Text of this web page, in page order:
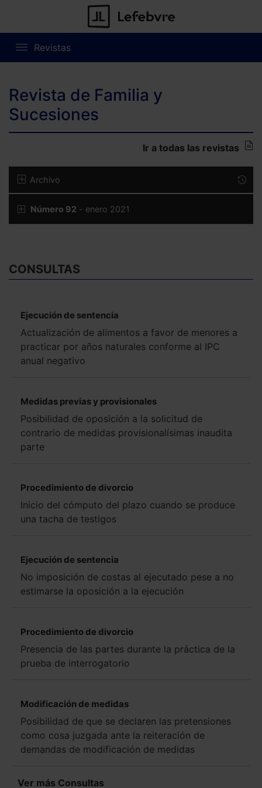
Revistas
Revista de Familia y
Sucesiones
Ir a todas las revistas
Archivo
Número 92 - enero 2021
CONSULTAS
Ejecución de sentencia
Actualización de alimentos a favor de menores a
practicar por años naturales conforme al IPC
anual negativo
Medidas previas y provisionales
Posibilidad de oposición a la solicitud de
contrario de medidas provisionalísimas inaudita
parte
Procedimiento de divorcio
Inicio del cómputo del plazo cuando se produce
una tacha de testigos
Ejecución de sentencia
No imposición de costas al ejecutado pese a no
estimarse la oposición a la ejecución
Procedimiento de divorcio
Presencia de las partes durante la práctica de la
prueba de interrogatorio
Modificación de medidas
Posibilidad de que se declaren las pretensiones
como cosa juzgada ante la reiteración de
demandas de modificación de medidas
Ver más Consultas